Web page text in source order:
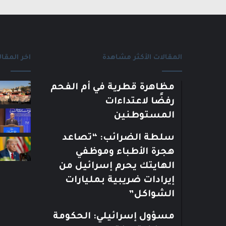
المقالات الأكثر مشاهدة
مظاهرة قطرية في أم الفحم
رفضًا لاعتداءات
المستوطنين
سلطة الضرائب: “تصاعد
هجرة الأطباء وموظفي
الهايتك يحرم إسرائيل من
إيرادات ضريبية بمليارات
الشواكل”
مسؤول إسرائيلي: الحكومة
اخر